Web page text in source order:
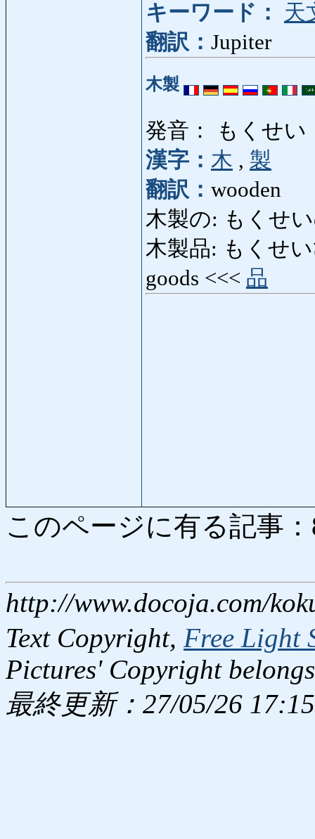
キーワード：
天
翻訳： Jupiter
木製
発音： もくせい
漢字： 木 , 製
翻訳： wooden
木製の: もくせ
木製品: もくせい
goods <<< 品
このページに有る記事
http://www.docoja.com/
Text Copyright, Free Light
Pictures' Copyright
最終更新：27/05/26 17:15